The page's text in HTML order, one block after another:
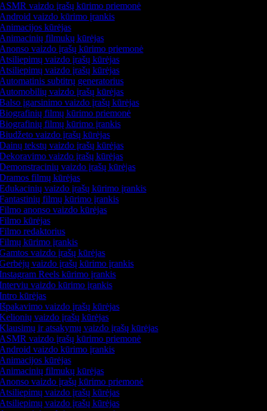
vaizdo įrašų kūrimo priemonė
vaizdo kūrimo įrankis
kūrėjas
filmukų kūrėjas
vaizdo įrašų kūrimo priemonė
vaizdo įrašų kūrėjas
vaizdo įrašų kūrėjas
subtitrų generatorius
vaizdo įrašų kūrėjas
įgarsinimo vaizdo įrašų kūrėjas
filmų kūrimo priemonė
filmų kūrimo įrankis
vaizdo įrašų kūrėjas
tekstų vaizdo įrašų kūrėjas
vaizdo įrašų kūrėjas
vaizdo įrašų kūrėjas
filmų kūrėjas
vaizdo įrašų kūrimo įrankis
filmų kūrimo įrankis
anonso vaizdo kūrėjas
kūrėjas
redaktorius
kūrimo įrankis
vaizdo įrašų kūrėjas
vaizdo įrašų kūrimo įrankis
Reels kūrimo įrankis
vaizdo kūrimo įrankis
kūrėjas
vaizdo įrašų kūrėjas
vaizdo įrašų kūrėjas
ir atsakymų vaizdo įrašų kūrėjas
vaizdo įrašų kūrimo priemonė
vaizdo kūrimo įrankis
kūrėjas
filmukų kūrėjas
vaizdo įrašų kūrimo priemonė
vaizdo įrašų kūrėjas
vaizdo įrašų kūrėjas